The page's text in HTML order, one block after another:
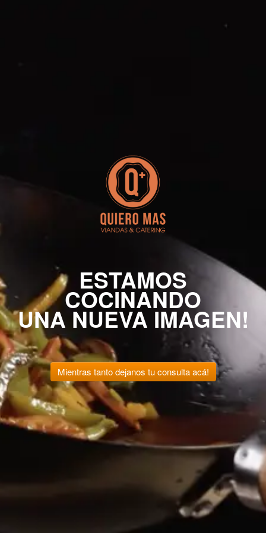
ESTAMOS
COCINANDO
UNA NUEVA IMAGEN!
Mientras tanto dejanos tu consulta acá!